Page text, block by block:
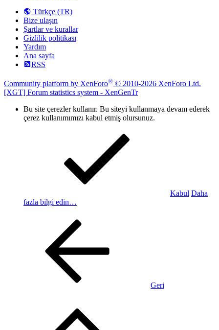
Türkçe (TR)
Bize ulaşın
Şartlar ve kurallar
Gizlilik politikası
Yardım
Ana sayfa
RSS
Community platform by XenForo® © 2010-2026 XenForo Ltd.
[XGT] Forum statistics system - XenGenTr
Bu site çerezler kullanır. Bu siteyi kullanmaya devam ederek
çerez kullanımımızı kabul etmiş olursunuz.
Kabul Daha
fazla bilgi edin…
Geri